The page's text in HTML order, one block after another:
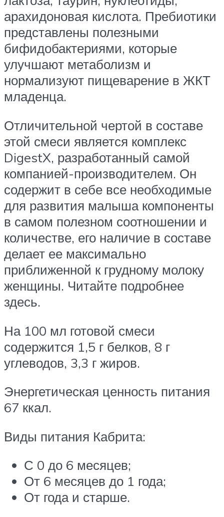
арахидоновая кислота. Пребиотики
представлены полезными
бифидобактериями, которые
улучшают метаболизм и
нормализуют пищеварение в ЖКТ
младенца.
Отличительной чертой в составе
этой смеси является комплекс
DigestX, разработанный самой
компанией-производителем. Он
содержит в себе все необходимые
для развития малыша компоненты
в самом полезном соотношении и
количестве, его наличие в составе
делает ее максимально
приближенной к грудному молоку
женщины. Читайте подробнее
здесь.
На 100 мл готовой смеси
содержится 1,5 г белков, 8 г
углеводов, 3,3 г жиров.
Энергетическая ценность питания
67 ккал.
Виды питания Кабрита:
С 0 до 6 месяцев;
От 6 месяцев до 1 года;
От года и старше.